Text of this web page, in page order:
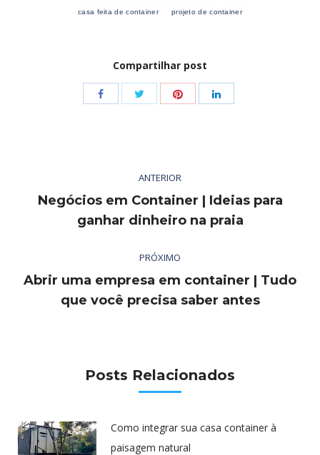
casa feita de container projeto de container
Compartilhar post
post:
ANTERIOR
Post
anterior:
Negócios em Container | Ideias para
ganhar dinheiro na praia
PRÓXIMO
Próximo
post:
Abrir uma empresa em container | Tudo
que você precisa saber antes
Posts Relacionados
Como integrar sua casa container à
paisagem natural